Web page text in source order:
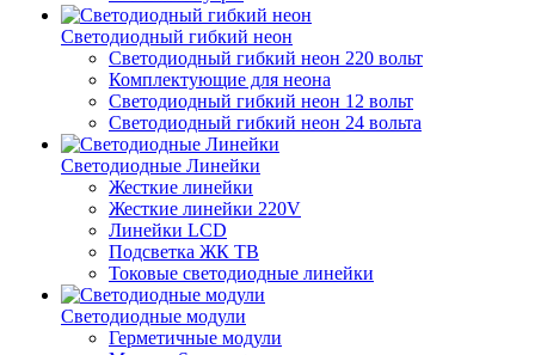
Светодиодный гибкий неон
Светодиодный гибкий неон 220 вольт
Комплектующие для неона
Светодиодный гибкий неон 12 вольт
Светодиодный гибкий неон 24 вольта
Светодиодные Линейки
Жесткие линейки
Жесткие линейки 220V
Линейки LCD
Подсветка ЖК ТВ
Токовые светодиодные линейки
Светодиодные модули
Герметичные модули